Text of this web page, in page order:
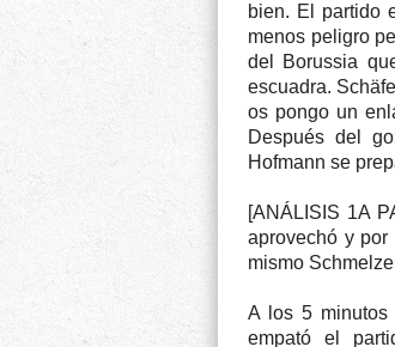
bien. El partido
menos peligro
del Borussia
escuadra.
os pongo un
Después del
Hofmann se
[ANÁLISIS 1A
aprovechó y
mismo
A los 5 minutos
empató el